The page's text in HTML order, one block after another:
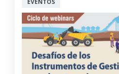
EVENTOS